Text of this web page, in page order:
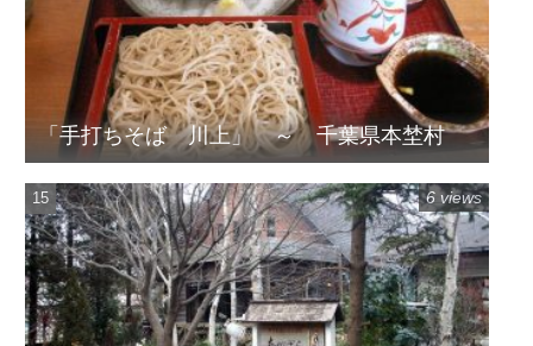
「手打ちそば 川上」 ～ 千葉県本埜村
6 views